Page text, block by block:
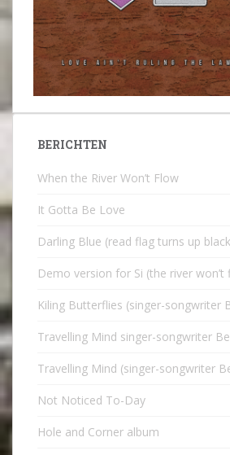
BERICHTEN
When the River Won’t Flow
It Gotta Be Love
Darling Blue (read flag turns up
Demo version for Si (the river won’t
Kiling Butterflies (singer-songwriter
Travelling Mind singer-songwriter
Travelling Mind (singer-songwriter
Not Noticed To-Day
Hole and Corner album